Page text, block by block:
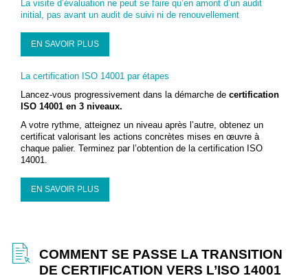
La visite d’évaluation ne peut se faire qu’en amont d’un audit
initial, pas avant un audit de suivi ni de renouvellement
EN SAVOIR PLUS
La certification ISO 14001 par étapes
Lancez-vous progressivement dans la démarche de certification
ISO 14001 en 3 niveaux.
A votre rythme, atteignez un niveau après l’autre, obtenez un
certificat valorisant les actions concrètes mises en œuvre à
chaque palier. Terminez par l’obtention de la certification ISO
14001.
EN SAVOIR PLUS
COMMENT SE PASSE LA TRANSITION
DE CERTIFICATION VERS L’ISO 14001